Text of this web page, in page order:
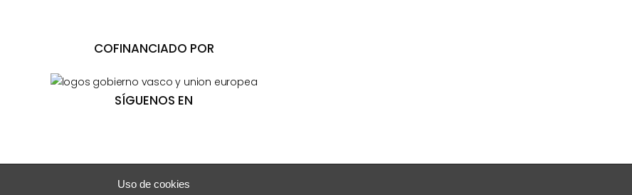
COFINANCIADO POR
SÍGUENOS EN
Uso de cookies